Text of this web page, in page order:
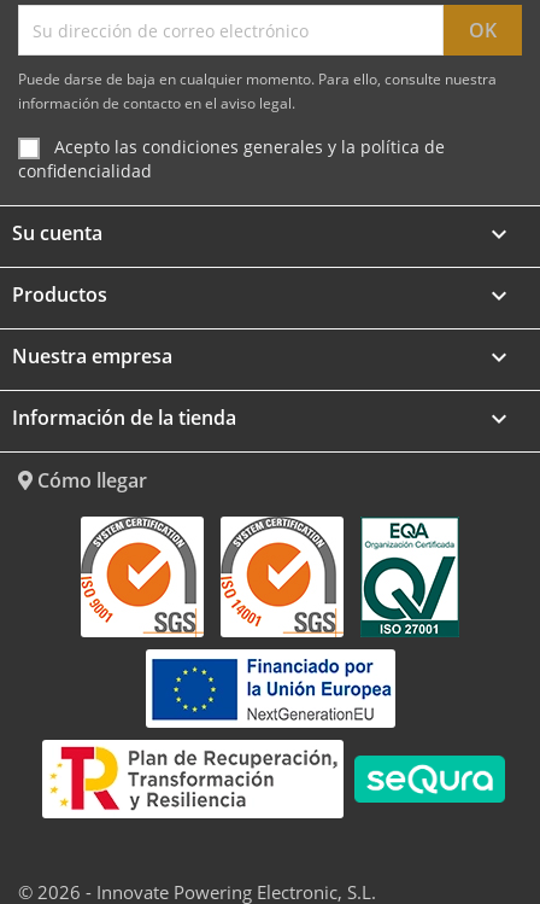
Puede darse de baja en cualquier momento. Para ello, consulte nuestra
información de contacto en el aviso legal.
Acepto las condiciones generales y la política de
confidencialidad
Su cuenta 
Productos 
Nuestra empresa 
Información de la tienda keyboard_arrow_down
Cómo llegar
© 2026 - Innovate Powering Electronic, S.L.